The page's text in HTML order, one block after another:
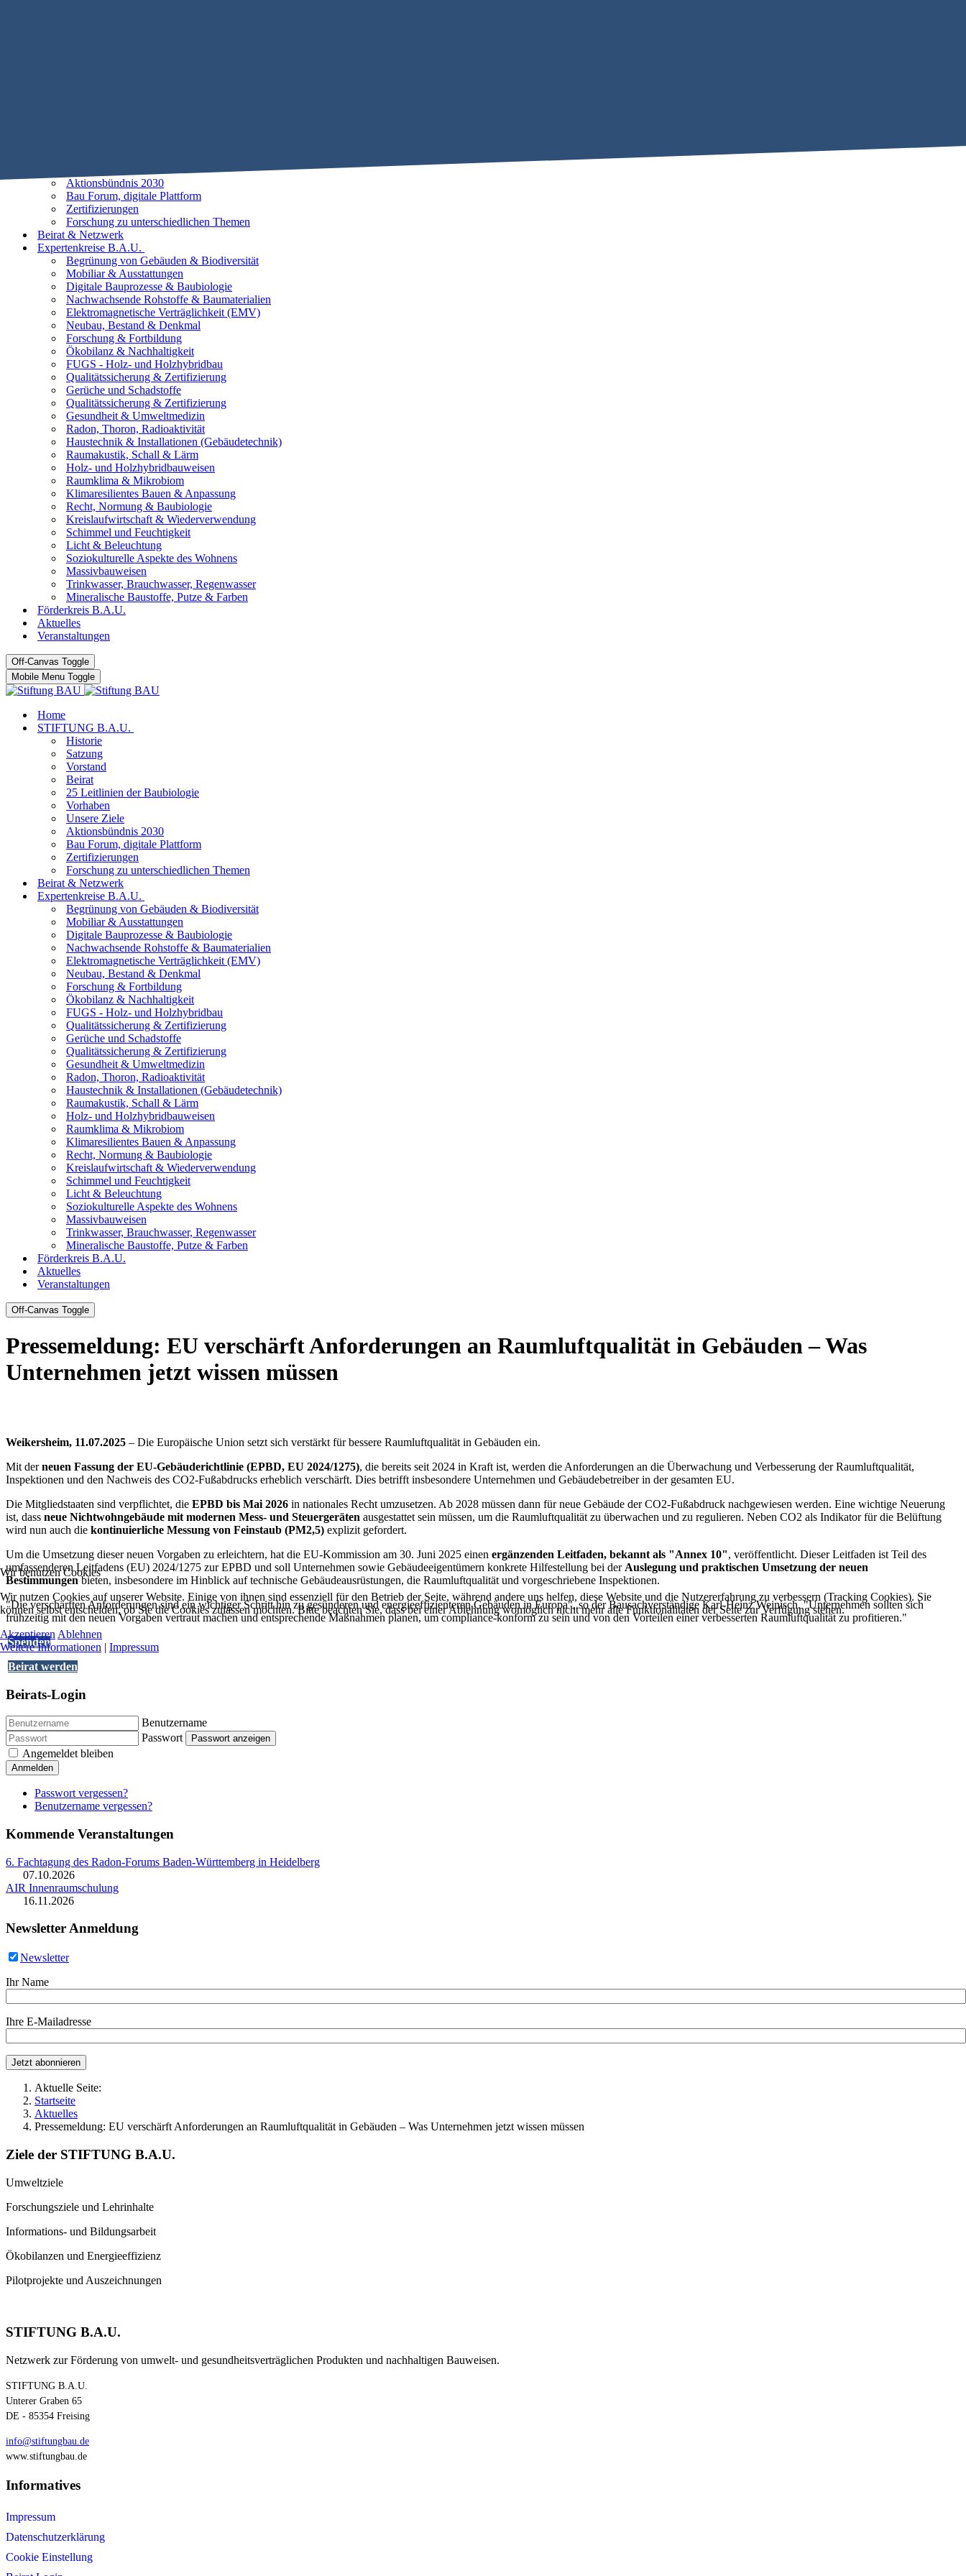
Aktionsbündnis 2030
Bau Forum, digitale Plattform
Zertifizierungen
Forschung zu unterschiedlichen Themen
Beirat & Netzwerk
Expertenkreise B.A.U.
Begrünung von Gebäuden & Biodiversität
Mobiliar & Ausstattungen
Digitale Bauprozesse & Baubiologie
Nachwachsende Rohstoffe & Baumaterialien
Elektromagnetische Verträglichkeit (EMV)
Neubau, Bestand & Denkmal
Forschung & Fortbildung
Ökobilanz & Nachhaltigkeit
FUGS - Holz- und Holzhybridbau
Qualitätssicherung & Zertifizierung
Gerüche und Schadstoffe
Qualitätssicherung & Zertifizierung
Gesundheit & Umweltmedizin
Radon, Thoron, Radioaktivität
Haustechnik & Installationen (Gebäudetechnik)
Raumakustik, Schall & Lärm
Holz- und Holzhybridbauweisen
Raumklima & Mikrobiom
Klimaresilientes Bauen & Anpassung
Recht, Normung & Baubiologie
Kreislaufwirtschaft & Wiederverwendung
Schimmel und Feuchtigkeit
Licht & Beleuchtung
Soziokulturelle Aspekte des Wohnens
Massivbauweisen
Trinkwasser, Brauchwasser, Regenwasser
Mineralische Baustoffe, Putze & Farben
Förderkreis B.A.U.
Aktuelles
Veranstaltungen
Off-Canvas Toggle
Mobile Menu Toggle
Home
STIFTUNG B.A.U.
Historie
Satzung
Vorstand
Beirat
25 Leitlinien der Baubiologie
Vorhaben
Unsere Ziele
Aktionsbündnis 2030
Bau Forum, digitale Plattform
Zertifizierungen
Forschung zu unterschiedlichen Themen
Beirat & Netzwerk
Expertenkreise B.A.U.
Begrünung von Gebäuden & Biodiversität
Mobiliar & Ausstattungen
Digitale Bauprozesse & Baubiologie
Nachwachsende Rohstoffe & Baumaterialien
Elektromagnetische Verträglichkeit (EMV)
Neubau, Bestand & Denkmal
Forschung & Fortbildung
Ökobilanz & Nachhaltigkeit
FUGS - Holz- und Holzhybridbau
Qualitätssicherung & Zertifizierung
Gerüche und Schadstoffe
Qualitätssicherung & Zertifizierung
Gesundheit & Umweltmedizin
Radon, Thoron, Radioaktivität
Haustechnik & Installationen (Gebäudetechnik)
Raumakustik, Schall & Lärm
Holz- und Holzhybridbauweisen
Raumklima & Mikrobiom
Klimaresilientes Bauen & Anpassung
Recht, Normung & Baubiologie
Kreislaufwirtschaft & Wiederverwendung
Schimmel und Feuchtigkeit
Licht & Beleuchtung
Soziokulturelle Aspekte des Wohnens
Massivbauweisen
Trinkwasser, Brauchwasser, Regenwasser
Mineralische Baustoffe, Putze & Farben
Förderkreis B.A.U.
Aktuelles
Veranstaltungen
Off-Canvas Toggle
Pressemeldung: EU verschärft Anforderungen an Raumluftqualität in Gebäuden – Was
Unternehmen jetzt wissen müssen
Weikersheim, 11.07.2025 – Die Europäische Union setzt sich verstärkt für bessere Raumluftqualität in Gebäuden ein.
Mit derneuen Fassung der EU-Gebäuderichtlinie (EPBD, EU 2024/1275), die bereits seit 2024 in Kraft ist, werden die Anforderungen an die Überwachung und Verbesserung der Raumluftqualität,
Inspektionen und den Nachweis des CO2-Fußabdrucks erheblich verschärft. Dies betrifft insbesondere Unternehmen und Gebäudebetreiber in der gesamten EU.
Die Mitgliedstaaten sind verpflichtet, die EPBD bis Mai 2026 in nationales Recht umzusetzen. Ab 2028 müssen dann für neue Gebäude der CO2-Fußabdruck nachgewiesen werden. Eine wichtige Neuerung
ist, dass neue Nichtwohngebäude mit modernen Mess- und Steuergeräten ausgestattet sein müssen, um die Raumluftqualität zu überwachen und zu regulieren. Neben CO2 als Indikator für die Belüftung
wird nun auch die kontinuierliche Messung von Feinstaub (PM2,5) explizit gefordert.
Um die Umsetzung dieser neuen Vorgaben zu erleichtern, hat die EU-Kommission am 30. Juni 2025 einen ergänzenden Leitfaden, bekannt als "Annex 10", veröffentlicht. Dieser Leitfaden ist Teil des
umfassenderen Leitfadens (EU) 2024/1275 zur EPBD und soll Unternehmen sowie Gebäudeeigentümern konkrete Hilfestellung bei der Auslegung und praktischen Umsetzung der neuen
Bestimmungenbieten, insbesondere im Hinblick auf technische Gebäudeausrüstungen, die Raumluftqualität und vorgeschriebene Inspektionen.
"Die verschärften Anforderungen sind ein wichtiger Schritt hin zu gesünderen und energieeffizienteren Gebäuden in Europa", so der Bausachverständige Karl-Heinz Weinisch. "Unternehmen sollten sich
frühzeitig mit den neuen Vorgaben vertraut machen und entsprechende Maßnahmen planen, um compliance-konform zu sein und von den Vorteilen einer verbesserten Raumluftqualität zu profitieren."
Spenden
Beirat werden
Beirats-Login
Benutzername
Passwort
Passwort anzeigen
Angemeldet bleiben
Anmelden
Passwort vergessen?
Benutzername vergessen?
Kommende Veranstaltungen
6. Fachtagung des Radon-Forums Baden-Württemberg in Heidelberg
07.10.2026
AIR Innenraumschulung
16.11.2026
Newsletter Anmeldung
Newsletter
Ihr Name
Ihre E-Mailadresse
Aktuelle Seite:
Startseite
Aktuelles
Pressemeldung: EU verschärft Anforderungen an Raumluftqualität in Gebäuden – Was Unternehmen jetzt wissen müssen
Ziele der STIFTUNG B.A.U.
Umweltziele
Forschungsziele und Lehrinhalte
Informations- und Bildungsarbeit
Ökobilanzen und Energieeffizienz
Pilotprojekte und Auszeichnungen
STIFTUNG B.A.U.
Netzwerk zur Förderung von umwelt- und gesundheitsverträglichen Produkten und nachhaltigen Bauweisen.
STIFTUNG B.A.U.
Unterer Graben 65
DE - 85354 Freising
info@stiftungbau.de
www.stiftungbau.de
Informatives
Impressum
Datenschutzerklärung
Cookie Einstellung
Wir benutzen Cookies
Wir nutzen Cookies auf unserer Website. Einige von ihnen sind essenziell für den Betrieb der Seite, während andere uns helfen, diese Website und die Nutzererfahrung zu verbessern (Tracking Cookies). Sie
können selbst entscheiden, ob Sie die Cookies zulassen möchten. Bitte beachten Sie, dass bei einer Ablehnung womöglich nicht mehr alle Funktionalitäten der Seite zur Verfügung stehen.
Akzeptieren Ablehnen
Weitere Informationen | Impressum